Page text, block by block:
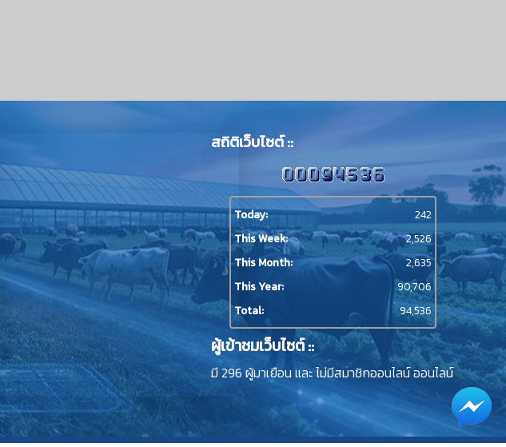
สถิติเว็บไซต์ ::
Today:
242
This Week:
2,526
This Month:
2,635
This Year:
90,706
Total:
94,536
ผู้เข้าชมเว็บไซต์ ::
มี 296 ผู้มาเยือน และ ไม่มีสมาชิกออนไลน์ ออนไลน์